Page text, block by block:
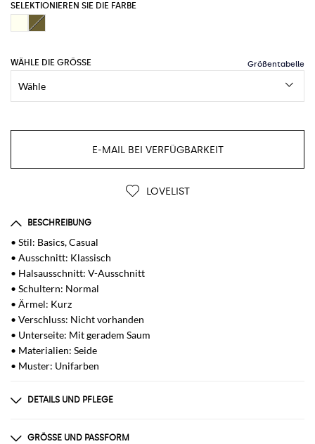
SELEKTIONIEREN SIE DIE FARBE
WÄHLE DIE GRÖSSE
E-MAIL BEI VERFÜGBARKEIT
LOVELIST
BESCHREIBUNG
• Stil: Basics, Casual
• Ausschnitt: Klassisch
• Halsausschnitt: V-Ausschnitt
• Schultern: Normal
• Ärmel: Kurz
• Verschluss: Nicht vorhanden
• Unterseite: Mit geradem Saum
• Materialien: Seide
• Muster: Unifarben
DETAILS UND PFLEGE
100% SE
GRÖSSE UND PASSFORM